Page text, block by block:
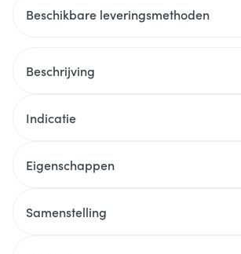
Beschikbare leveringsmethoden
Beschrijving
Indicatie
Eigenschappen
Samenstelling